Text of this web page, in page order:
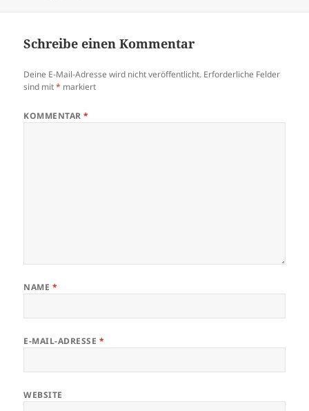
Schreibe einen Kommentar
Deine E-Mail-Adresse wird nicht veröffentlicht. Erforderliche Felder
sind mit* markiert
KOMMENTAR*
NAME *
E-MAIL-ADRESSE *
WEBSITE